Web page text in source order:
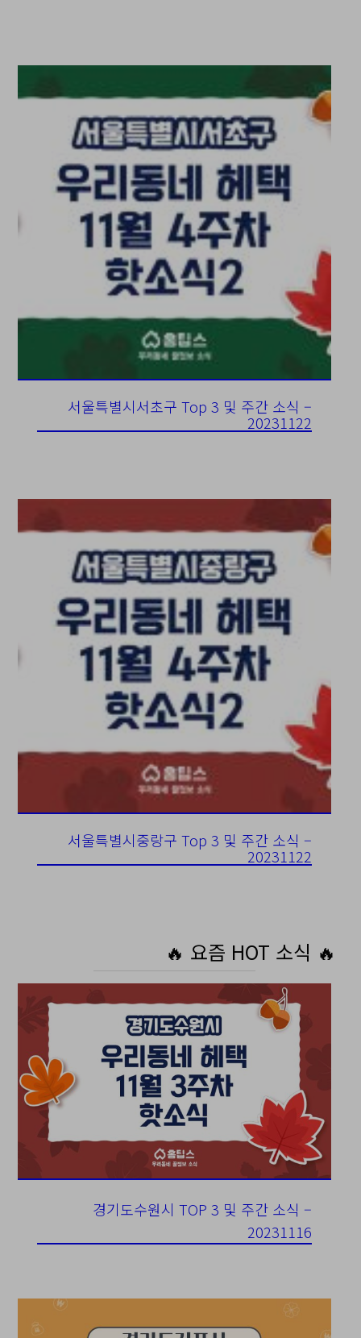
서울특별시서초구 Top 3 및 주간 소식 –
20231122
서울특별시중랑구 Top 3 및 주간 소식 –
20231122
🔥 요즘 HOT 소식 🔥
경기도수원시 TOP 3 및 주간 소식 –
20231116